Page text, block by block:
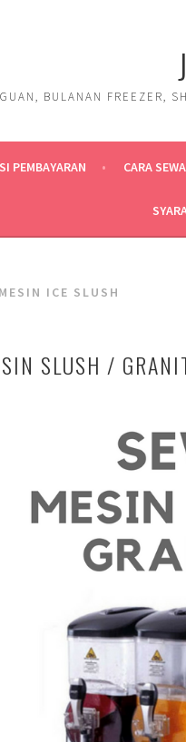
BULANAN FREEZER,
PEMBAYARAN CARA SEWA
ICE SLUSH
SLUSH /